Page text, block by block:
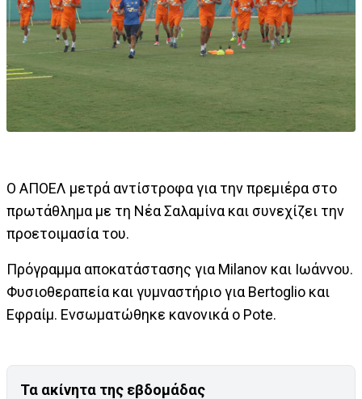
Ο ΑΠΟΕΛ μετρά αντίστροφα για την πρεμιέρα στο
πρωτάθλημα με τη Νέα Σαλαμίνα και συνεχίζει την
προετοιμασία του.
Πρόγραμμα αποκατάστασης για Milanov και Ιωάννου.
Φυσιοθεραπεία και γυμναστήριο για Bertoglio και
Εφραίμ. Ενσωματώθηκε κανονικά ο Pote.
Τα ακίνητα της εβδομάδας